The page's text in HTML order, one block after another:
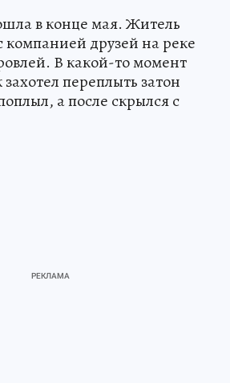
в конце мая. Житель
компанией друзей на реке
В какой-то момент
переплыть затон
а после скрылся с